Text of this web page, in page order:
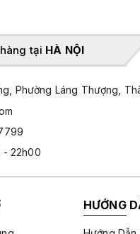
tại HÀ NỘI
Phường Láng Thượng,
- 22h00
HƯỚNG